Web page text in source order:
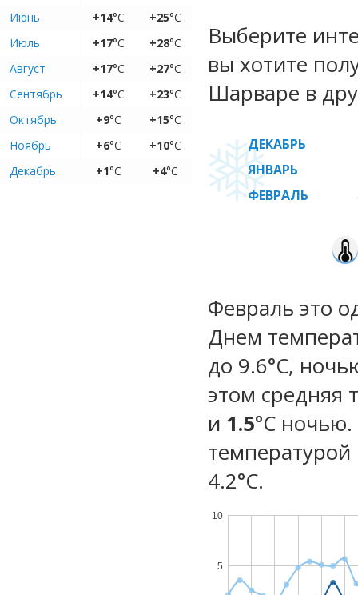
Июнь
+14°C +25°C
Июль
+17°C +28°C
Август
+17°C +27°C
Сентябрь
+14°C +23°C
Октябрь
+9°C +15°C
Ноябрь
+6°C +10°C
Декабрь
+1°C +4°C
Выберите
вы хотите
Шарваре в
ДЕКАБРЬ
ЯНВАРЬ
ФЕВРАЛЬ
Февраль это
Днем
до 9.6°C,
этом средняя
и 1.5°C
температурой
4.2°С.
5
10